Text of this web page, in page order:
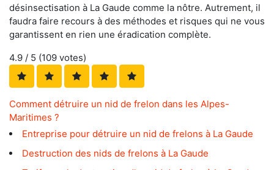
désinsectisation à La Gaude comme la nôtre. Autrement, il
faudra faire recours à des méthodes et risques qui ne vous
garantissent en rien une éradication complète.
4.9 / 5 (109 votes)
Comment détruire un nid de frelon dans les Alpes-
Maritimes ?
Entreprise pour détruire un nid de frelons à La Gaude
Destruction des nids de frelons à La Gaude